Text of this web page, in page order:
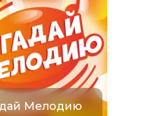
Мелодию